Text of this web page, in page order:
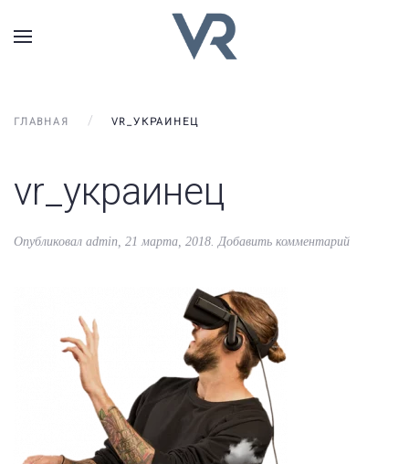
ГЛАВНАЯ VR_УКРАИНЕЦ
vr_украинец
Опубликовал admin, 21 марта, 2018.Добавить комментарий